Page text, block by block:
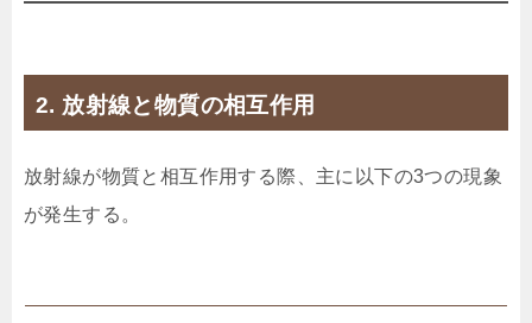
2. 放射線と物質の相互作用
放射線が物質と相互作用する際、主に以下の3つの現象
が発生する。